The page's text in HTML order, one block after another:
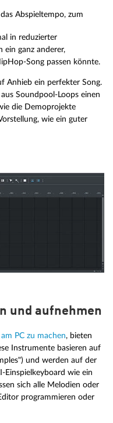
Abspieltempo, zum
in reduzierter
ein ganz anderer,
Song passen könnte.
Anhieb ein perfekter Song.
Soundpool-Loops einen
die Demoprojekte
wie ein guter
und aufnehmen
PC zu machen, bieten
Instrumente basieren auf
und werden auf der
wie ein
sich alle Melodien oder
programmieren oder